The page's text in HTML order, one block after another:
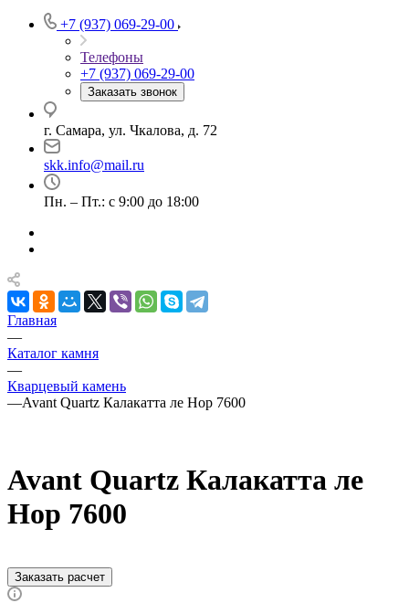
+7 (937) 069-29-00
Телефоны
+7 (937) 069-29-00
Заказать звонок
г. Самара, ул. Чкалова, д. 72
skk.info@mail.ru
Пн. – Пт.: с 9:00 до 18:00
Главная
—
Каталог камня
—
Кварцевый камень
—Avant Quartz Калакатта ле Нор 7600
Avant Quartz Калакатта ле
Нор 7600
Заказать расчет